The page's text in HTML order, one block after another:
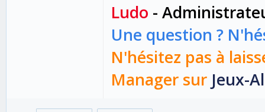
Ludo -
Une question ?
N'hésitez pas à
Manager sur Jeux-